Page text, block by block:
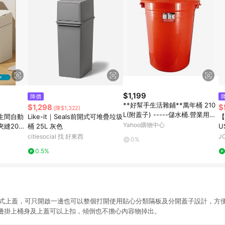
間自動
縫2025
降價
$1,298 (降$1,322)
Like-it｜Seals前開式可堆疊垃圾
桶 25L 灰色
citiesocial 找 好東西
0.5%
$1,199
**好幫手生活雜鋪**萬年桶 210
L(附蓋子) -----儲水桶.營業用垃
圾桶.萬能桶
Yahoo購物中心
0%
上蓋，可只開啟一邊也可以整個打開使用貼心分類隔板及分開蓋子設計，方
上桶身及上蓋可以上扣，傾倒也不擔心內容物掉出。